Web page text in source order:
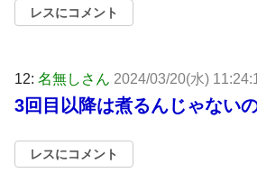
レスにコメント
12: 名無しさん 2024/03/20(水)
3回目以降は煮るんじゃない
レスにコメント